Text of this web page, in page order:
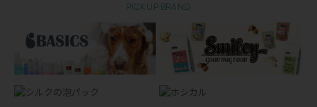
PICK UP BRAND